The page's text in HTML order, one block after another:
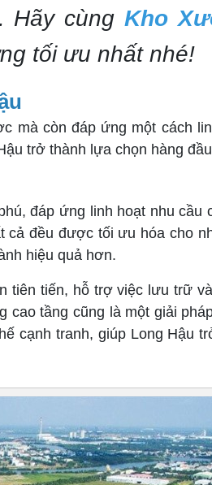
Hãy cùng Kho
tối ưu nhất nhé!
mà còn đáp ứng một cách
trở thành lựa chọn hàng
đáp ứng linh hoạt nhu cầu
đều được tối ưu hóa cho
hiệu quả hơn.
tiên tiến, hỗ trợ việc lưu trữ
tầng cũng là một giải
cạnh tranh, giúp Long Hậu